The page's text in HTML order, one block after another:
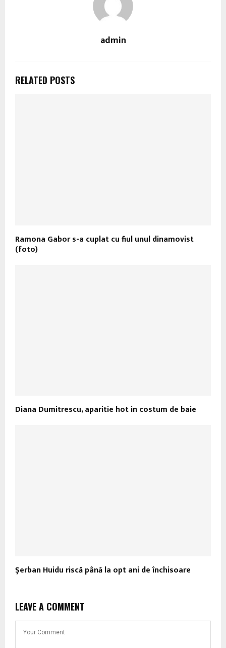
admin
RELATED POSTS
Ramona Gabor s-a cuplat cu fiul unul dinamovist
(foto)
Diana Dumitrescu, aparitie hot in costum de baie
Şerban Huidu riscă până la opt ani de închisoare
LEAVE A COMMENT